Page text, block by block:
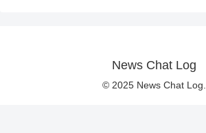
News Chat Log
© 2025 News Chat Log.